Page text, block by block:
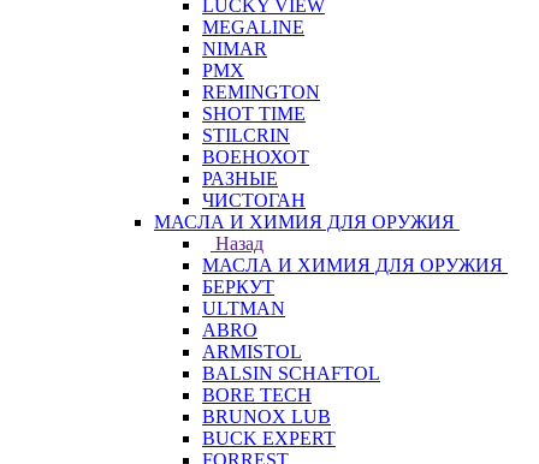
LUCKY VIEW
MEGALINE
NIMAR
PMX
REMINGTON
SHOT TIME
STILCRIN
ВОЕНОХОТ
РАЗНЫЕ
ЧИСТОГАН
МАСЛА И ХИМИЯ ДЛЯ ОРУЖИЯ
Назад
МАСЛА И ХИМИЯ ДЛЯ ОРУЖИЯ
БЕРКУТ
ULTMAN
ABRO
ARMISTOL
BALSIN SCHAFTOL
BORE TECH
BRUNOX LUB
BUCK EXPERT
FORREST